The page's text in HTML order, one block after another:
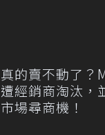
真的賣不動了
遭經銷商淘汰，
市場尋商機！